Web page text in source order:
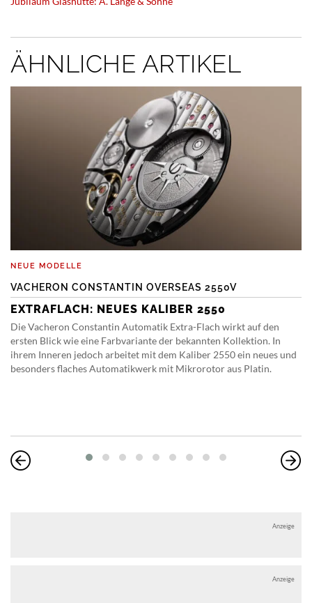
ÄHNLICHE ARTIKEL
NEUE MODELLE
VACHERON CONSTANTIN OVERSEAS 2550V
EXTRAFLACH: NEUES KALIBER 2550
Die Vacheron Constantin Automatik Extra-Flach wirkt auf den
ersten Blick wie eine Farbvariante der bekannten Kollektion. In
ihrem Inneren jedoch arbeitet mit dem Kaliber 2550 ein neues und
besonders flaches Automatikwerk mit Mikrorotor aus Platin.
Anzeige
Anzeige